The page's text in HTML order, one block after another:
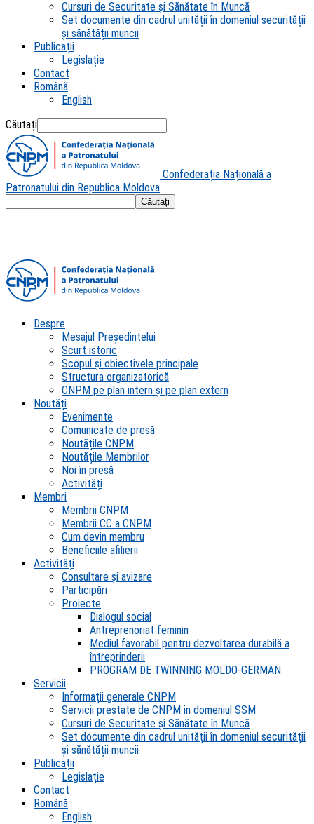
Cursuri de Securitate și Sănătate în Muncă
Set documente din cadrul unității în domeniul securității
și sănătății muncii
Publicații
Legislație
Contact
Română
English
Căutați
Confederația Națională a
Patronatului din Republica Moldova
Despre
Mesajul Președintelui
Scurt istoric
Scopul şi obiectivele principale
Structura organizatorică
CNPM pe plan intern şi pe plan extern
Noutăți
Evenimente
Comunicate de presă
Noutățile CNPM
Noutățile Membrilor
Noi în presă
Activități
Membri
Membrii CNPM
Membrii CC a CNPM
Cum devin membru
Beneficiile afilierii
Activități
Consultare și avizare
Participări
Proiecte
Dialogul social
Antreprenoriat feminin
Mediul favorabil pentru dezvoltarea durabilă a
întreprinderii
PROGRAM DE TWINNING MOLDO-GERMAN
Servicii
Informații generale CNPM
Servicii prestate de CNPM in domeniul SSM
Cursuri de Securitate și Sănătate în Muncă
Set documente din cadrul unității în domeniul securității
și sănătății muncii
Publicații
Legislație
Contact
Română
English